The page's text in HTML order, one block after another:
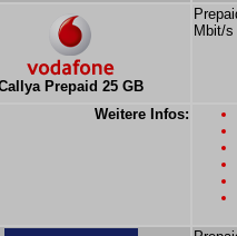
Prepaid 25 GB
Mbit/s
Weitere Infos: